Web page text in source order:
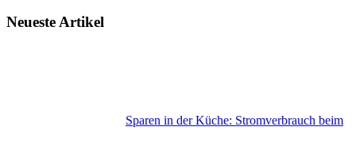
Neueste Artikel
Sparen in der Küche: Stromverbrauch beim